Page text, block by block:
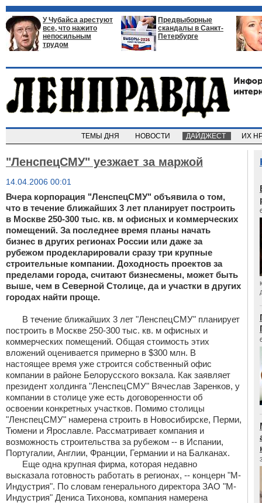
У Чубайса арестуют
все, что нажито
непосильным
трудом
Предвыборные
скандалы в Санкт-
Петербурге
ТЕМЫ ДНЯ НОВОСТИ ДАЙДЖЕСТ ИХ
"ЛенспецСМУ" уезжает за маржой
14.04.2006 00:01
Вчера корпорация "ЛенспецСМУ" объявила о том,
что в течение ближайших 3 лет планирует построить
в Москве 250-300 тыс. кв. м офисных и коммерческих
помещений. За последнее время планы начать
бизнес в других регионах России или даже за
рубежом продекларировали сразу три крупные
строительные компании. Доходность проектов за
пределами города, считают бизнесмены, может быть
выше, чем в Северной Столице, да и участки в других
городах найти проще.
В течение ближайших 3 лет "ЛенспецСМУ" планирует
построить в Москве 250-300 тыс. кв. м офисных и
коммерческих помещений. Общая стоимость этих
вложений оценивается примерно в $300 млн. В
настоящее время уже строится собственный офис
компании в районе Белорусского вокзала. Как заявляет
президент холдинга "ЛенспецСМУ" Вячеслав Заренков, у
компании в столице уже есть договоренности об
освоении конкретных участков. Помимо столицы
"ЛенспецСМУ" намерена строить в Новосибирске, Перми,
Тюмени и Ярославле. Рассматривает компания и
возможность строительства за рубежом -- в Испании,
Португалии, Англии, Франции, Германии и на Балканах.
Еще одна крупная фирма, которая недавно
высказала готовность работать в регионах, -- концерн "М-
Индустрия". По словам генерального директора ЗАО "М-
Индустрия" Дениса Тихонова, компания намерена